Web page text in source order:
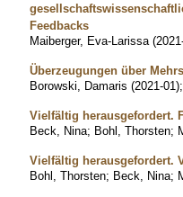
Feedbacks
Maiberger, Eva-Larissa (
Überzeugungen über
Borowski, Damaris (2021-01)
Vielfältig herausgefordert.
Beck, Nina; Bohl, Thorsten;
Vielfältig herausgefordert.
Bohl, Thorsten; Beck, Nina;